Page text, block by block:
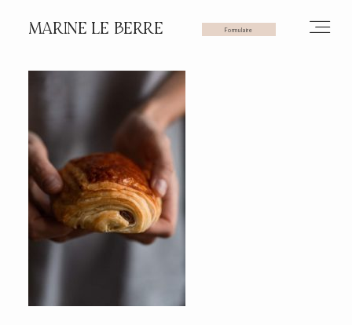
MARINE LE BERRE Formulaire
HOME
PHOTOS
VIDÉOS